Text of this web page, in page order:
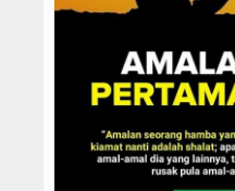
PPDB SMAIT
PPDB SDIT